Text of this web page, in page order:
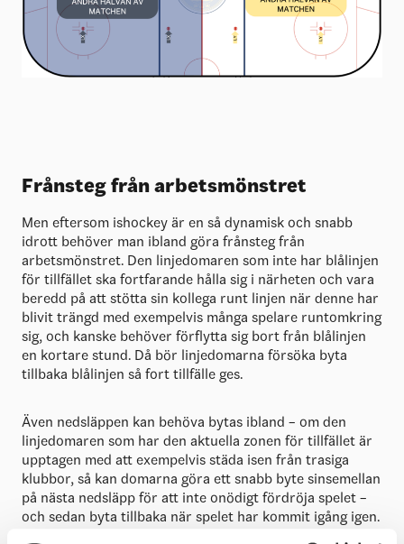
Frånsteg från arbetsmönstret
Men eftersom ishockey är en så dynamisk och snabb
idrott behöver man ibland göra frånsteg från
arbetsmönstret. Den linjedomaren som inte har blålinjen
för tillfället ska fortfarande hålla sig i närheten och vara
beredd på att stötta sin kollega runt linjen när denne har
blivit trängd med exempelvis många spelare runtomkring
sig, och kanske behöver förflytta sig bort från blålinjen
en kortare stund. Då bör linjedomarna försöka byta
tillbaka blålinjen så fort tillfälle ges.
Även nedsläppen kan behöva bytas ibland – om den
linjedomaren som har den aktuella zonen för tillfället är
upptagen med att exempelvis städa isen från trasiga
klubbor, så kan domarna göra ett snabb byte sinsemellan
på nästa nedsläpp för att inte onödigt fördröja spelet –
och sedan byta tillbaka när spelet har kommit igång igen.